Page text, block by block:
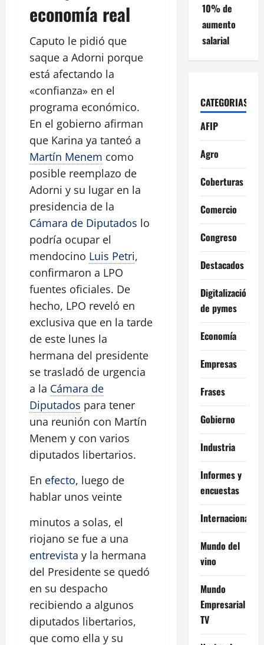
economía real
Caputo le pidió que
saque a Adorni porque
está afectando la
«confianza» en el
programa económico.
En el gobierno afirman
que Karina ya tanteó a
Martín Menem como
posible reemplazo de
Adorni y su lugar en la
presidencia de la
Cámara de Diputados lo
podría ocupar el
mendocino Luis Petri,
confirmaron a LPO
fuentes oficiales. De
hecho, LPO reveló en
exclusiva que en la tarde
de este lunes la
hermana del presidente
se trasladó de urgencia
a la Cámara de
Diputados para tener
una reunión con Martín
Menem y con varios
diputados libertarios.
En efecto, luego de
hablar unos veinte
minutos a solas, el
riojano se fue a una
entrevista y la hermana
del Presidente se quedó
en su despacho
recibiendo a algunos
diputados libertarios,
que como ella y su
10% de
aumento
salarial
CATEGORIAS
AFIP
Agro
Coberturas
Comercio
Congreso
Destacados
Digitalización
de pymes
Economía
Empresas
Frases
Gobierno
Industria
Informes y
encuestas
Internacional
Mundo del
vino
Mundo
Empresarial
TV